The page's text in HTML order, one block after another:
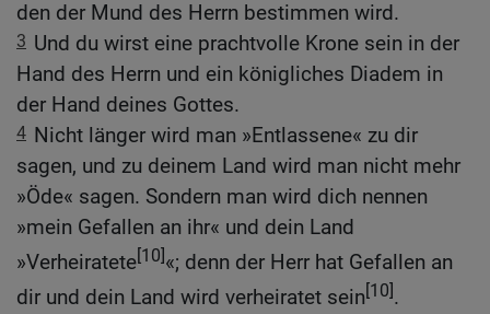
den der Mund des Herrn bestimmen wird.
3 Und du wirst eine prachtvolle Krone sein in der
Hand des Herrn und ein königliches Diadem in
der Hand deines Gottes.
4 Nicht länger wird man »Entlassene« zu dir
sagen, und zu deinem Land wird man nicht mehr
»Öde« sagen. Sondern man wird dich nennen
»mein Gefallen an ihr« und dein Land
»Verheiratete[10]«; denn der Herr hat Gefallen an
dir und dein Land wird verheiratet sein[10].